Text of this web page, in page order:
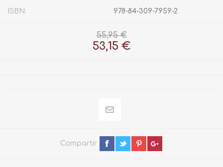
ISBN: 978-84-309-7959-2
55,95 €
53,15 €
Compartir